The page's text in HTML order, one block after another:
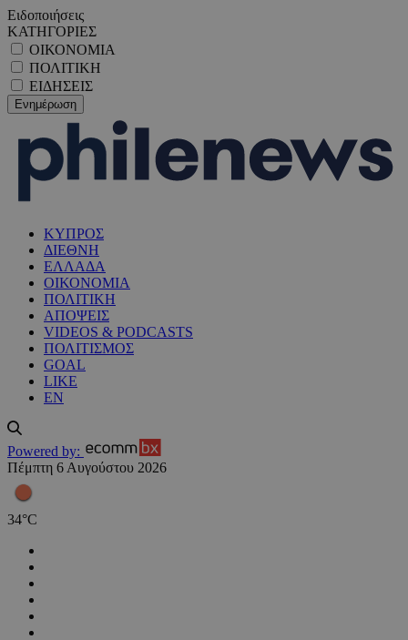
Ειδοποιήσεις
ΚΑΤΗΓΟΡΙΕΣ
ΟΙΚΟΝΟΜΙΑ
ΠΟΛΙΤΙΚΗ
ΕΙΔΗΣΕΙΣ
ΚΥΠΡΟΣ
ΔΙΕΘΝΗ
ΕΛΛΑΔΑ
ΟΙΚΟΝΟΜΙΑ
ΠΟΛΙΤΙΚΗ
ΑΠΟΨΕΙΣ
VIDEOS & PODCASTS
ΠΟΛΙΤΙΣΜΟΣ
GOAL
LIKE
EN
Powered by:
Πέμπτη 6 Αυγούστου 2026
34°C